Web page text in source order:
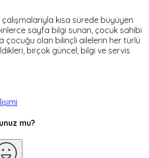
kısa sürede büyüyen
sayfa bilgi sunan, çocuk sahibi
çocuğu olan bilinçli ailelerin her türlü
birçok güncel, bilgi ve servis
mu?